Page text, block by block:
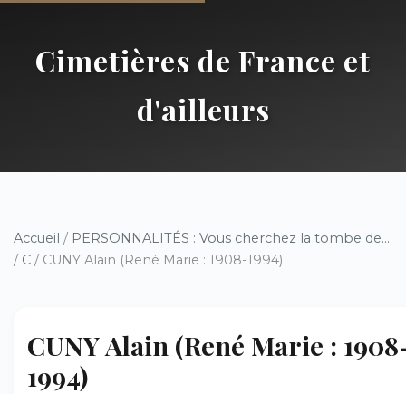
Cimetières de France et
d'ailleurs
Accueil / PERSONNALITÉS : Vous cherchez la tombe de...
/ C / CUNY Alain (René Marie : 1908-1994)
CUNY Alain (René Marie :
1994)